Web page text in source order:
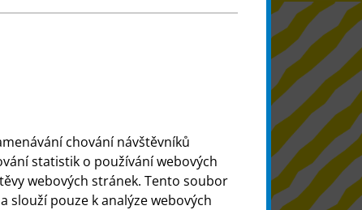
chování návštěvníků
statistik o používání webových
webových stránek. Tento soubor
slouží pouze k analýze webových